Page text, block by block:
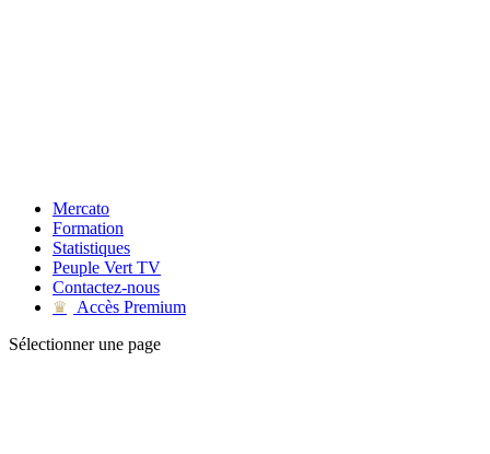
Mercato
Formation
Statistiques
Peuple Vert TV
Contactez-nous
♛
Accès Premium
Sélectionner une page